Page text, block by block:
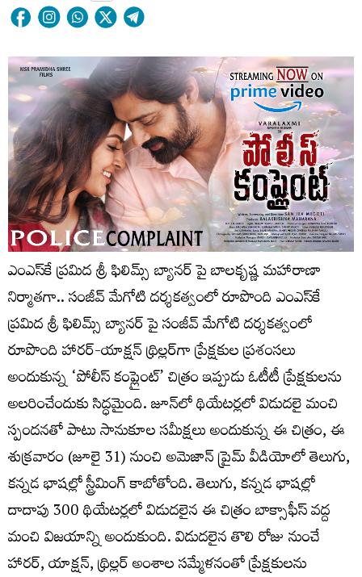
ఎంఎస్‌కే ప్రమిద శ్రీ ఫిలిమ్స్ బ్యానర్ పై బాలకృష్ణ మహారాణా
నిర్మాతగా.. సంజీవ్ మేగోటి దర్శకత్వంలో రూపొంది ఎంఎస్‌కే
ప్రమిద శ్రీ ఫిలిమ్స్ బ్యానర్ పై సంజీవ్ మేగోటి దర్శకత్వంలో
రూపొంది హారర్-యాక్షన్ థ్రిల్లర్‌గా ప్రేక్షకుల ప్రశంసలు
అందుకున్న ‘పోలీస్ కంప్లైంట్’ చిత్రం ఇప్పుడు ఓటీటీ ప్రేక్షకులను
అలరించేందుకు సిద్ధమైంది. జూన్‌లో థియేటర్లలో విడుదలై మంచి
స్పందనతో పాటు సానుకూల సమీక్షలు అందుకున్న ఈ చిత్రం, ఈ
శుక్ర‌వారం (జూలై 31) నుంచి అమెజాన్ ప్రైమ్ వీడియోలో తెలుగు,
కన్నడ భాషల్లో స్ట్రీమింగ్ కాబోతోంది. తెలుగు, కన్నడ భాష‌ల్లో
దాదాపు 300 థియేటర్లలో విడుదలైన ఈ చిత్రం బాక్సాఫీస్ వద్ద
మంచి విజయాన్ని అందుకుంది. విడుదలైన తొలి రోజు నుంచే
హారర్, యాక్షన్, థ్రిల్లర్ అంశాల సమ్మేళనంతో ప్రేక్షకులను